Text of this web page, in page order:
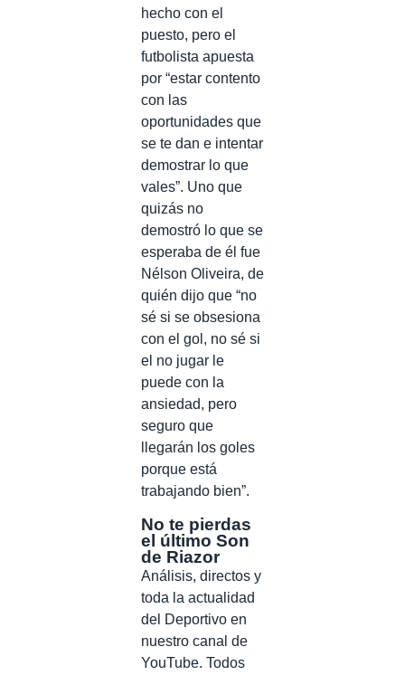
hecho con el
puesto, pero el
futbolista apuesta
por “estar contento
con las
oportunidades que
se te dan e intentar
demostrar lo que
vales”. Uno que
quizás no
demostró lo que se
esperaba de él fue
Nélson Oliveira, de
quién dijo que “no
sé si se obsesiona
con el gol, no sé si
el no jugar le
puede con la
ansiedad, pero
seguro que
llegarán los goles
porque está
trabajando bien”.
No te pierdas
el último Son
de Riazor
Análisis, directos y
toda la actualidad
del Deportivo en
nuestro canal de
YouTube. Todos